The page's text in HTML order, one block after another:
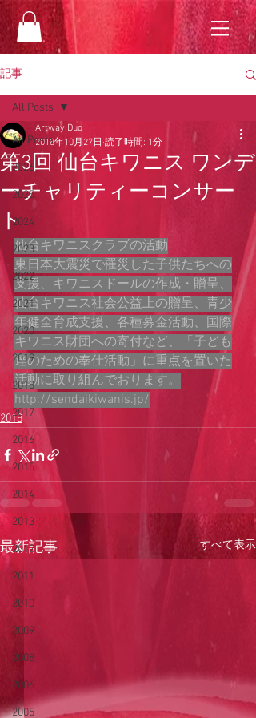
記事
All Posts
2026
2025
2024
2023
2022
2021
2020
2019
2018
2017
2016
2015
2014
2013
2012
2011
2010
2009
2008
2006
2005
All Posts
第3回 仙台キワニス ワンデ
ーチャリティーコンサー
ト
Artway Duo
2018年10月27日 読了時間: 1分
仙台キワニスクラブの活動
東日本大震災で罹災した子供たちへの
支援、キワニスドールの作成・贈呈、
仙台キワニス社会公益上の贈呈、青少
年健全育成支援、各種募金活動、国際
キワニス財団への寄付など、「子ども
達のための奉仕活動」に重点を置いた
活動に取り組んでおります。
http://sendaikiwanis.jp/
2018
最新記事 すべて表示